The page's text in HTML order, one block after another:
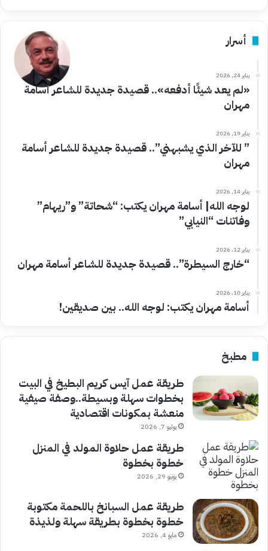
أسرار
يناير 24, 2026
«لم يعد شيئًا أدفعه».. قصيدة جديدة للشاعر أسامة
مهران
يناير 19, 2026
” للآخر الذي يشبهني”.. قصيدة جديدة للشاعر أسامة
مهران
يناير 14, 2026
لوجه الله| أسامة مهران يكتب: “شحاتة” و”ريهام”
وفاتنات “النيابي”
يناير 12, 2026
“خارج السيطرة”.. قصيدة جديدة للشاعر أسامة مهران
يناير 10, 2026
أسامة مهران يكتب: لوجه الله.. بين صديقين!
مطبخ
طريقة عمل آيس كريم البطيخ في البيت
بخطوات سهلة وبسيطة..وصفة صيفية
منعشة بمكونات اقتصادية
يوليو 7, 2026
طريقة عمل حلاوة المولد في المنزل
خطوة بخطوة
يونيو 29, 2026
طريقة عمل السبانخ باللحمة مكتوبة
خطوة بخطوة بطريقة سهلة ولذيذة
مايو 4, 2026